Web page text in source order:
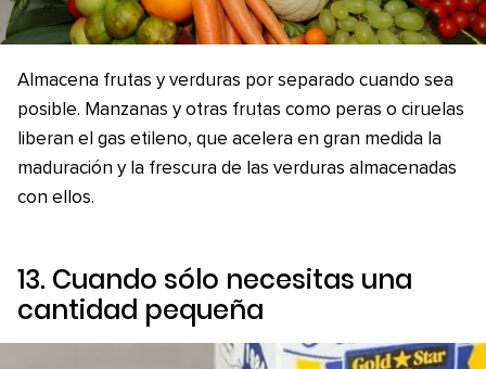
Almacena frutas y verduras por separado cuando sea
posible. Manzanas y otras frutas como peras o ciruelas
liberan el gas etileno, que acelera en gran medida la
maduración y la frescura de las verduras almacenadas
con ellos.
13. Cuando sólo necesitas una
cantidad pequeña